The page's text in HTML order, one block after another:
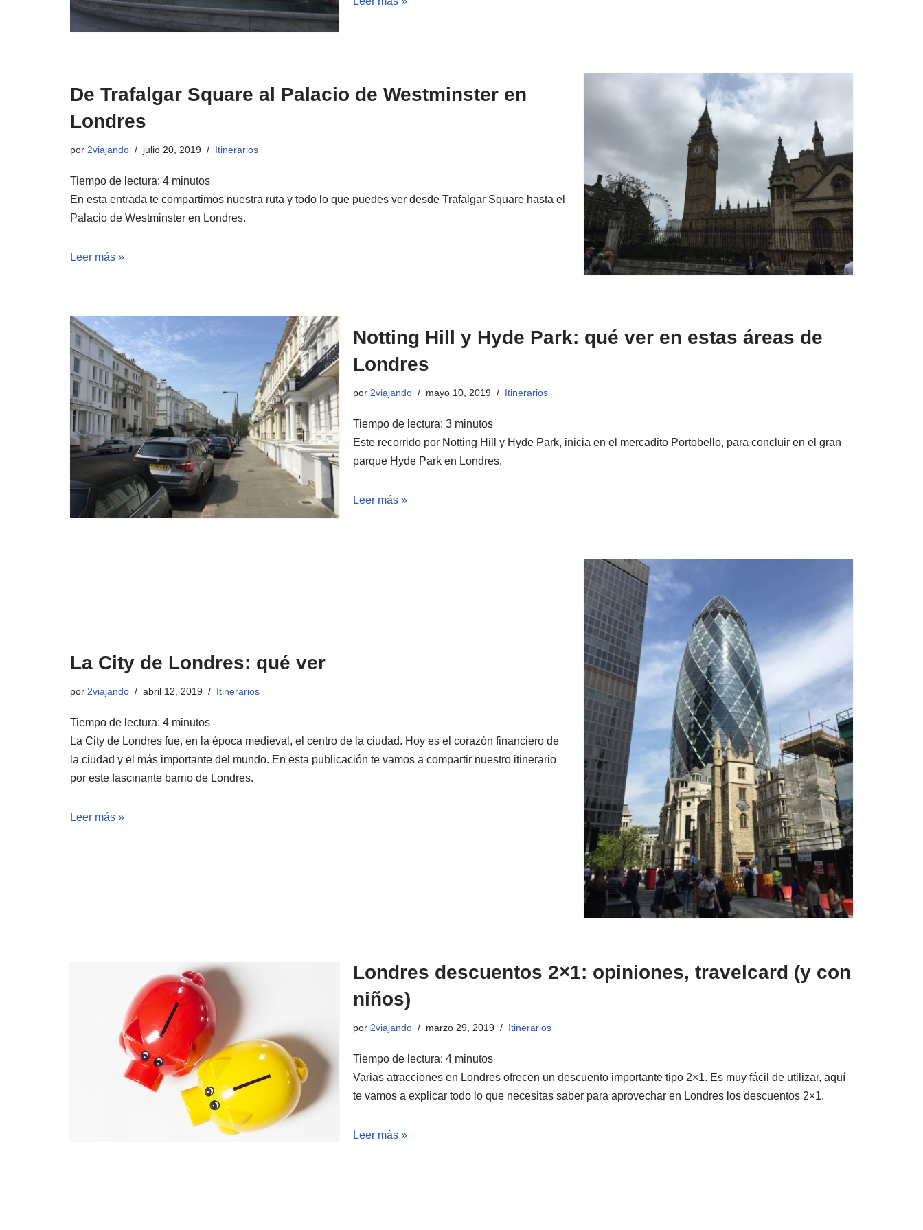
De Trafalgar Square al Palacio de Westminster en
Londres
por 2viajando julio 20, 2019 Itinerarios
Tiempo de lectura: 4 minutos
En esta entrada te compartimos nuestra ruta y todo lo que puedes ver desde Trafalgar Square hasta el
Palacio de Westminster en Londres.
Leer más »
Notting Hill y Hyde Park: qué ver en estas áreas de
Londres
por 2viajando mayo 10, 2019 Itinerarios
Tiempo de lectura: 3 minutos
Este recorrido por Notting Hill y Hyde Park, inicia en el mercadito Portobello, para concluir en el gran
parque Hyde Park en Londres.
Leer más »
La City de Londres: qué ver
por 2viajando abril 12, 2019 Itinerarios
Tiempo de lectura: 4 minutos
La City de Londres fue, en la época medieval, el centro de la ciudad. Hoy es el corazón financiero de
la ciudad y el más importante del mundo. En esta publicación te vamos a compartir nuestro itinerario
por este fascinante barrio de Londres.
Leer más »
Londres descuentos 2×1: opiniones, travelcard (y con
niños)
por 2viajando marzo 29, 2019 Itinerarios
Tiempo de lectura: 4 minutos
Varias atracciones en Londres ofrecen un descuento importante tipo 2×1. Es muy fácil de utilizar, aquí
te vamos a explicar todo lo que necesitas saber para aprovechar en Londres los descuentos 2×1.
Leer más »